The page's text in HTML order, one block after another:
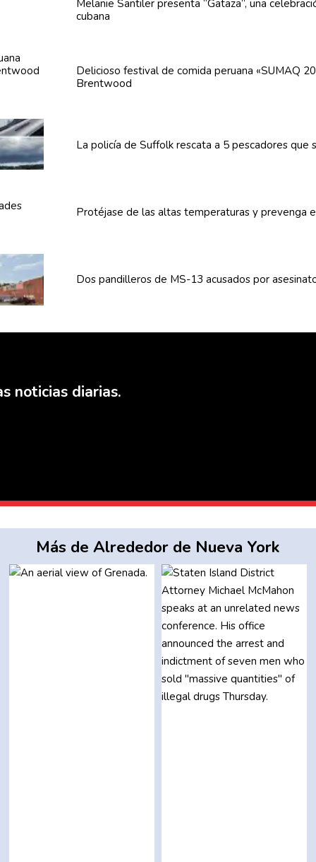
Melanie Santiler presenta“Gataza”, una
cubana
Delicioso festival de comida peruana «SUMAQ
Brentwood
La policía de Suffolk rescata a 5 pescadores que
Protéjase de las altastemperaturas y prevenga
Dospandilleros de MS-13 acusados por
noticias diarias.
Más de Alrededor de Nueva York